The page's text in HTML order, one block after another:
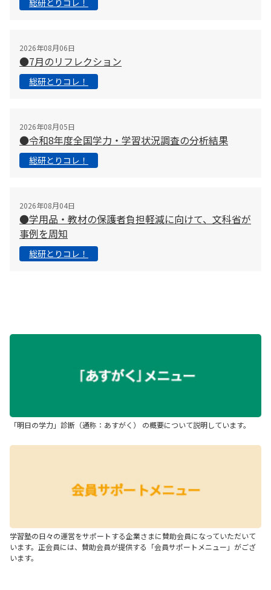
総研とりコレ！
2026年08月06日
●7月のリフレクション
総研とりコレ！
2026年08月05日
●令和8年度全国学力・学習状況調査の分析結果
総研とりコレ！
2026年08月04日
●学用品・教材の保護者負担軽減に向けて、文科省が
事例を周知
総研とりコレ！
「明日の学力」診断（通称：あすがく） の概要について説明しています。
学習塾の日々の運営をサポートする企業さまに賛助会員になっていただいて
います。正会員には、賛助会員が提供する「会員サポートメニュー」がござ
います。